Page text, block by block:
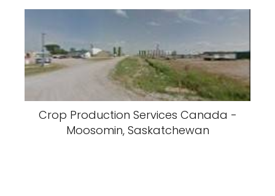
Crop Production Services Canada -
Moosomin, Saskatchewan